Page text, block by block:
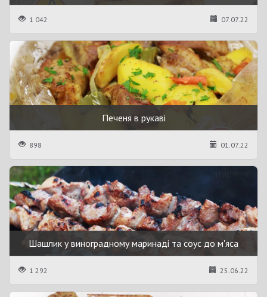
1 042 07.07.22
Печеня в рукаві
898 01.07.22
Шашлик у виноградному маринаді та соус до м'яса
1 292 25.06.22